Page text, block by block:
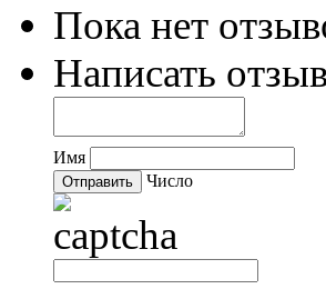
Пока нет
Написать
Имя
Число